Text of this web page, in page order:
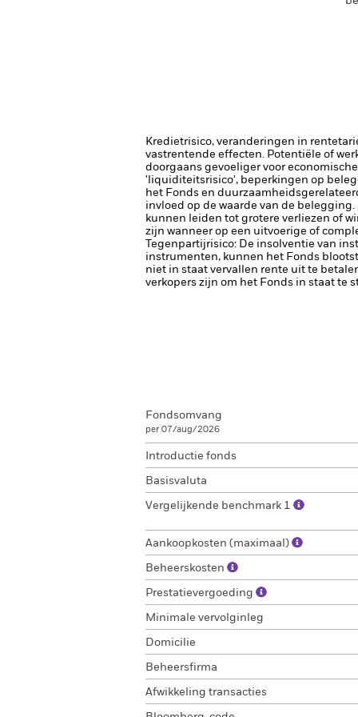
Kredietrisico, veranderingen in
vastrentende effecten. Potentiële of
doorgaans gevoeliger voor
'liquiditeitsrisico', beperkingen op
het Fonds en
invloed op de waarde van de belegging.
kunnen leiden tot grotere verliezen of
zijn wanneer op een uitvoerige of
Tegenpartijrisico: De insolventie van
instrumenten, kunnen het Fonds
niet in staat vervallen rente uit te
verkopers zijn om het Fonds in staat te
Fondsomvang
per 07/aug/2026
Introductie fonds
Basisvaluta
Vergelijkende benchmark 1
Aankoopkosten (maximaal)
Beheerskosten
Prestatievergoeding
Minimale vervolginleg
Domicilie
Beheersfirma
Afwikkeling transacties